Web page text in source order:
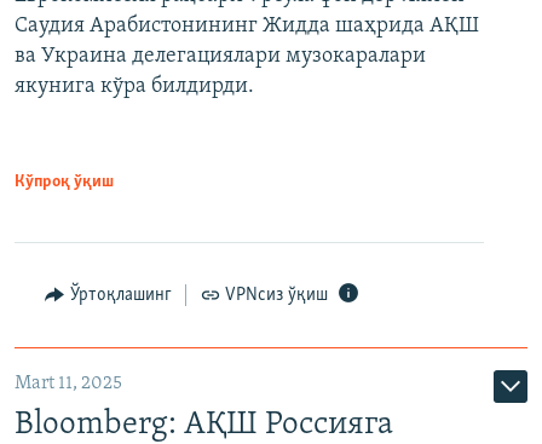
Саудия Арабистонининг Жидда шаҳрида АҚШ
ва Украина делегациялари музокаралари
якунига кўра билдирди.
Кўпроқ ўқиш
Ўртоқлашинг VPNсиз ўқиш
Mart 11, 2025
Bloomberg: АҚШ Россияга